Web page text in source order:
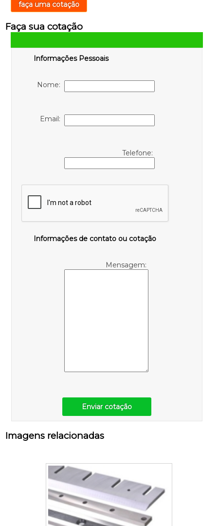
faça uma cotação
Faça sua cotação
Informações Pessoais
Nome:
Email:
Telefone:
Informações de contato ou cotação
Mensagem:
Enviar cotação
Imagens relacionadas